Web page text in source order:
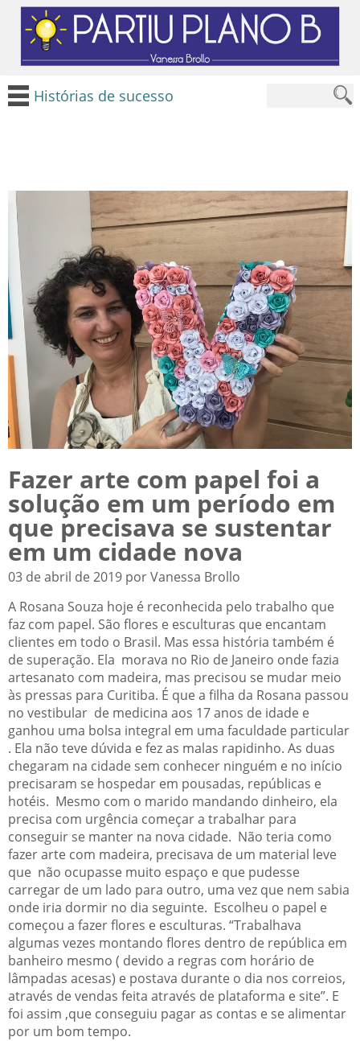
Histórias de sucesso
Fazer arte com papel foi a
solução em um período em
que precisava se sustentar
em um cidade nova
03 de abril de 2019 por Vanessa Brollo
A Rosana Souza hoje é reconhecida pelo trabalho que
faz com papel. São flores e esculturas que encantam
clientes em todo o Brasil. Mas essa história também é
de superação. Ela morava no Rio de Janeiro onde fazia
artesanato com madeira, mas precisou se mudar meio
às pressas para Curitiba. É que a filha da Rosana passou
no vestibular de medicina aos 17 anos de idade e
ganhou uma bolsa integral em uma faculdade particular
. Ela não teve dúvida e fez as malas rapidinho. As duas
chegaram na cidade sem conhecer ninguém e no início
precisaram se hospedar em pousadas, repúblicas e
hotéis. Mesmo com o marido mandando dinheiro, ela
precisa com urgência começar a trabalhar para
conseguir se manter na nova cidade. Não teria como
fazer arte com madeira, precisava de um material leve
que não ocupasse muito espaço e que pudesse
carregar de um lado para outro, uma vez que nem sabia
onde iria dormir no dia seguinte. Escolheu o papel e
começou a fazer flores e esculturas. “Trabalhava
algumas vezes montando flores dentro de república em
banheiro mesmo ( devido a regras com horário de
lâmpadas acesas) e postava durante o dia nos correios,
através de vendas feita através de plataforma e site”. E
foi assim ,que conseguiu pagar as contas e se alimentar
por um bom tempo.